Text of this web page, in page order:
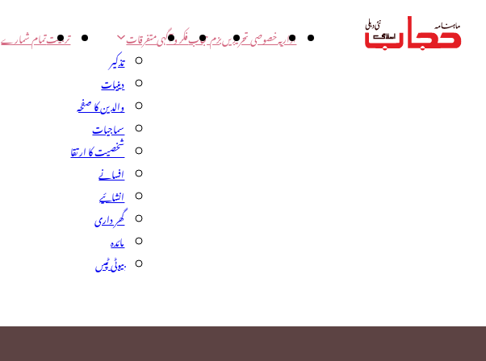
اداریہخصوصی تحریریںبزم حجابفکر و آگہیمتفرقات
تذکیر
دینیات
والدین کا صفحہ
سماجیات
شخصیت کا ارتقا
افسانے
انشائیے
گھر داری
مائدہ
بیوٹی ٹپس
تربیتتمام شمارے